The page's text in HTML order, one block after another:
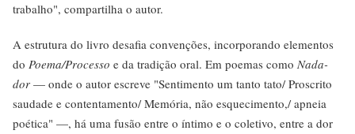
trabalho", compartilha o autor.
A estrutura do livro desafia convenções, incorporando elementos
do Poema/Processo e da tradição oral. Em poemas como Nada-
dor — onde o autor escreve "Sentimento um tanto tato/ Proscrito
saudade e contentamento/ Memória, não esquecimento,/ apneia
poética" —, há uma fusão entre o íntimo e o coletivo, entre a dor